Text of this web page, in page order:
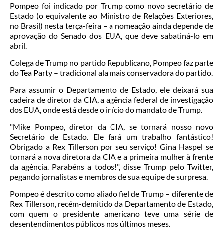
Pompeo foi indicado por Trump como novo secretário de
Estado (o equivalente ao Ministro de Relações Exteriores,
no Brasil) nesta terça-feira – a nomeação ainda depende de
aprovação do Senado dos EUA, que deve sabatiná-lo em
abril.
Colega de Trump no partido Republicano, Pompeo faz parte
do Tea Party – tradicional ala mais conservadora do partido.
Para assumir o Departamento de Estado, ele deixará sua
cadeira de diretor da CIA, a agência federal de investigação
dos EUA, onde está desde o início do mandato de Trump.
"Mike Pompeo, diretor da CIA, se tornará nosso novo
Secretário de Estado. Ele fará um trabalho fantástico!
Obrigado a Rex Tillerson por seu serviço! Gina Haspel se
tornará a nova diretora da CIA e a primeira mulher à frente
da agência. Parabéns a todos!", disse Trump pelo Twitter,
pegando jornalistas e membros de sua equipe de surpresa.
Pompeo é descrito como aliado fiel de Trump – diferente de
Rex Tillerson, recém-demitido da Departamento de Estado,
com quem o presidente americano teve uma série de
desentendimentos públicos nos últimos meses.